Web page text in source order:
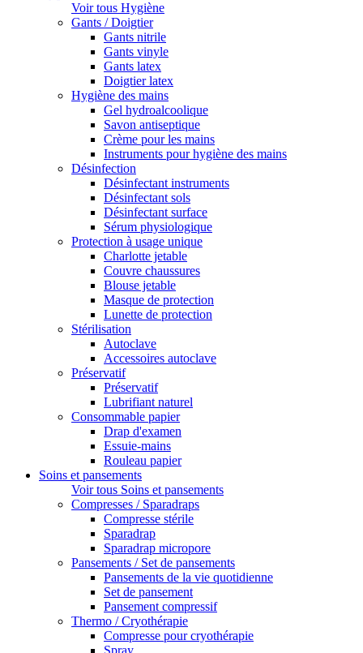
Voir tous Hygiène
Gants / Doigtier
Gants nitrile
Gants vinyle
Gants latex
Doigtier latex
Hygiène des mains
Gel hydroalcoolique
Savon antiseptique
Crème pour les mains
Instruments pour hygiène des mains
Désinfection
Désinfectant instruments
Désinfectant sols
Désinfectant surface
Sérum physiologique
Protection à usage unique
Charlotte jetable
Couvre chaussures
Blouse jetable
Masque de protection
Lunette de protection
Stérilisation
Autoclave
Accessoires autoclave
Préservatif
Préservatif
Lubrifiant naturel
Consommable papier
Drap d'examen
Essuie-mains
Rouleau papier
Soins et pansements
Voir tous Soins et pansements
Compresses / Sparadraps
Compresse stérile
Sparadrap
Sparadrap micropore
Pansements / Set de pansements
Pansements de la vie quotidienne
Set de pansement
Pansement compressif
Thermo / Cryothérapie
Compresse pour cryothérapie
Spray